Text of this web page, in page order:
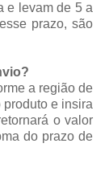
e levam de 5 a
prazo, são
a região de
e insira
o valor
do prazo de